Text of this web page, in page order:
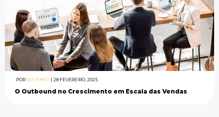
POR RUI PINTO 28 FEVEREIRO, 2025
O Outbound no Crescimento em Escala das Vendas